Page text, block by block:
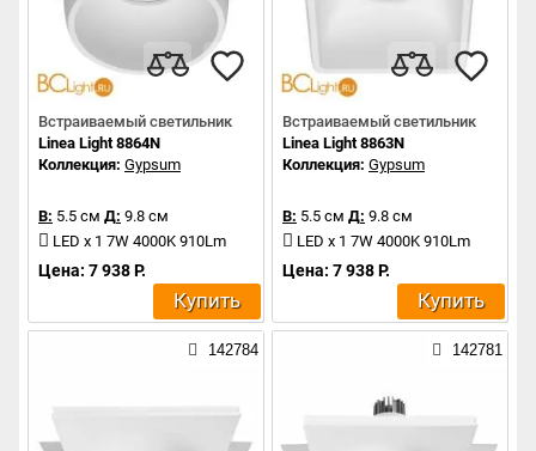
Встраиваемый светильник
Linea Light 8864N
Коллекция: Gypsum
В: 5.5 см Д: 9.8 см
LED x 1 7W 4000K 910Lm
Цена: 7 938 Р.
Купить
Встраиваемый светильник
Linea Light 8863N
Коллекция: Gypsum
В: 5.5 см Д: 9.8 см
LED x 1 7W 4000K 910Lm
Цена: 7 938 Р.
Купить
142784 142781